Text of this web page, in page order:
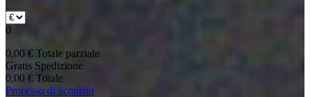
0
0,00 € Totale parziale
Gratis Spedizione
0,00 € Totale
Processo di acquisto